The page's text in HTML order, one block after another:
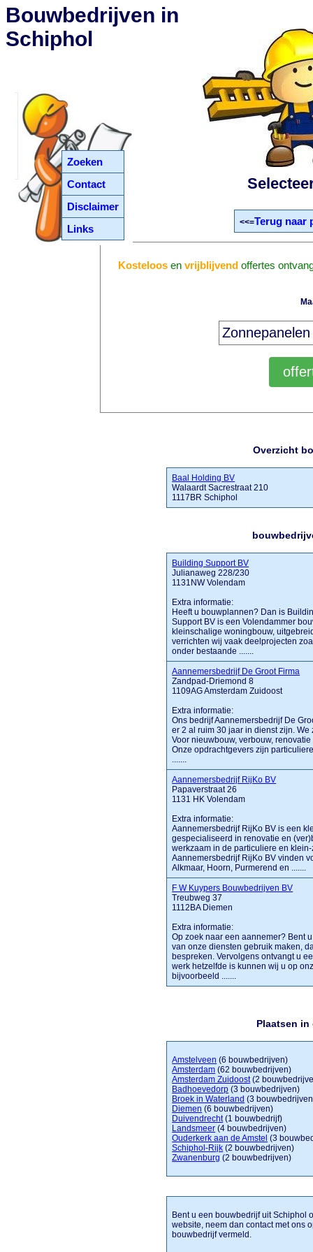
Zoeken
Contact
Disclaimer
Links
Bouwbedrijven in
Schiphol
<<=Terug naar
Kosteloosen vrijblijvendoffertes
Overzicht
Baal Holding BV
Walaardt Sacrestraat 210
1117BR Schiphol
Building Support BV
Julianaweg 228/230
1131NW Volendam
Extra informatie:
Heeft u bouwplannen? Dan is
Support BV is een Volendammer
kleinschalige woningbouw,
verrichten wij vaak deelprojecten
onder bestaande .......
Aannemersbedrijf De Groot Firma
Zandpad-Driemond 8
1109AG Amsterdam Zuidoost
Extra informatie:
Ons bedrijf Aannemersbedrijf De
er 2 al ruim 30 jaar in dienst zijn.
Voor nieuwbouw, verbouw,
Onze opdrachtgevers zijn
.......
Aannemersbedrijf RijKo BV
Papaverstraat 26
1131 HK Volendam
Extra informatie:
Aannemersbedrijf RijKo BV is een
gespecialiseerd in renovatie en
werkzaam in de particuliere en
Aannemersbedrijf RijKo BV vinden
Alkmaar, Hoorn, Purmerend en .......
F W Kuypers Bouwbedrijven BV
Treubweg 37
1112BA Diemen
Extra informatie:
Op zoek naar een aannemer? Bent
van onze diensten gebruik maken,
bespreken. Vervolgens ontvangt u
werk hetzelfde is kunnen wij u op
bijvoorbeeld .......
Plaatsen
Amstelveen (6 bouwbedrijven)
Amsterdam (62 bouwbedrijven)
Amsterdam Zuidoost(2
Badhoevedorp (3 bouwbedrijven)
Broek in Waterland (3
Diemen (6 bouwbedrijven)
Duivendrecht(1 bouwbedrijf)
Landsmeer (4 bouwbedrijven)
Ouderkerk aan de Amstel (3
Schiphol-Rijk (2 bouwbedrijven)
Zwanenburg (2 bouwbedrijven)
Bent u een bouwbedrijf uit Schiphol
website, neem dan contact met ons
bouwbedrijf vermeld.